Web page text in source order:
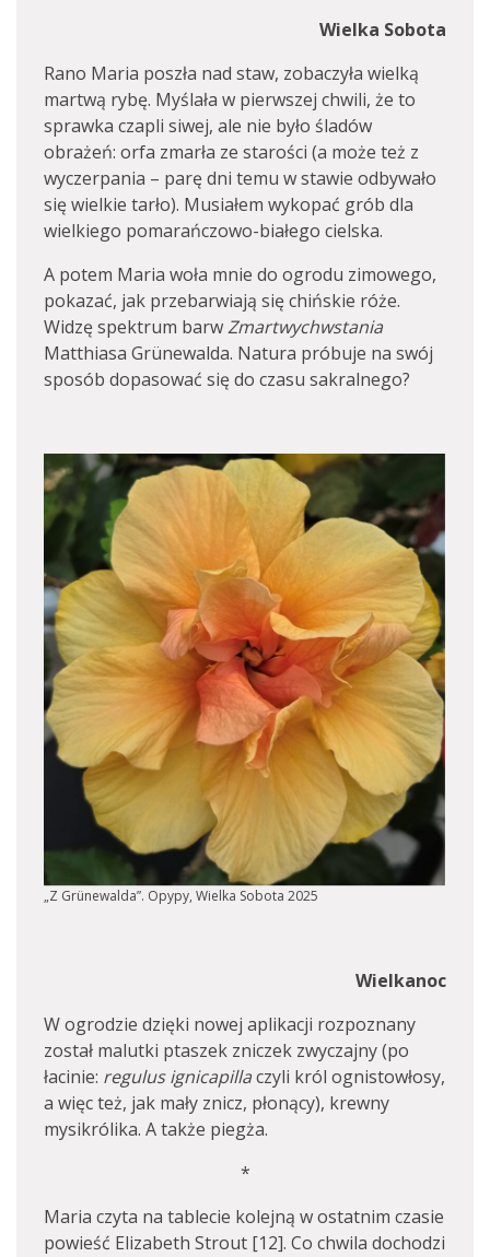
Wielka Sobota
Rano Maria poszła nad staw, zobaczyła wielką
martwą rybę. Myślała w pierwszej chwili, że to
sprawka czapli siwej, ale nie było śladów
obrażeń: orfa zmarła ze starości (a może też z
wyczerpania – parę dni temu w stawie odbywało
się wielkie tarło). Musiałem wykopać grób dla
wielkiego pomarańczowo-białego cielska.
A potem Maria woła mnie do ogrodu zimowego,
pokazać, jak przebarwiają się chińskie róże.
Widzę spektrum barwZmartwychwstania
Matthiasa Grünewalda. Natura próbuje na swój
sposób dopasować się do czasu sakralnego?
„Z Grünewalda”. Opypy, Wielka Sobota 2025
Wielkanoc
W ogrodzie dzięki nowej aplikacji rozpoznany
został malutki ptaszek zniczek zwyczajny (po
łacinie: regulus ignicapillaczyli król ognistowłosy,
a więc też, jak mały znicz, płonący), krewny
mysikrólika. A także piegża.
*
Maria czyta na tablecie kolejną w ostatnim czasie
powieść Elizabeth Strout [12]. Co chwila dochodzi